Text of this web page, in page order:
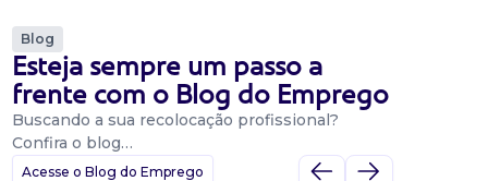
Blog
Esteja sempre um passo a
frente com o Blog do Emprego
Buscando a sua recolocação profissional?
Confira o blog…
Acesse o Blog do Emprego